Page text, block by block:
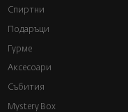
Спиртни
Подаръци
Гурме
Аксесоари
Събития
Mystery Box